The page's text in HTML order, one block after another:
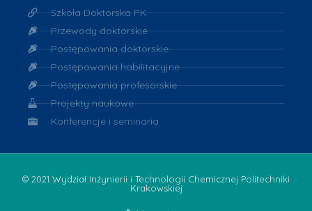
Szkoła Doktorska PK
Przewody doktorskie
Postępowania doktorskie
Postępowania habilitacyjne
Postępowania profesorskie
Projekty naukowe
Konferencje i seminaria
© 2021 Wydział Inżynierii i Technologii Chemicznej Politechniki
Krakowskiej